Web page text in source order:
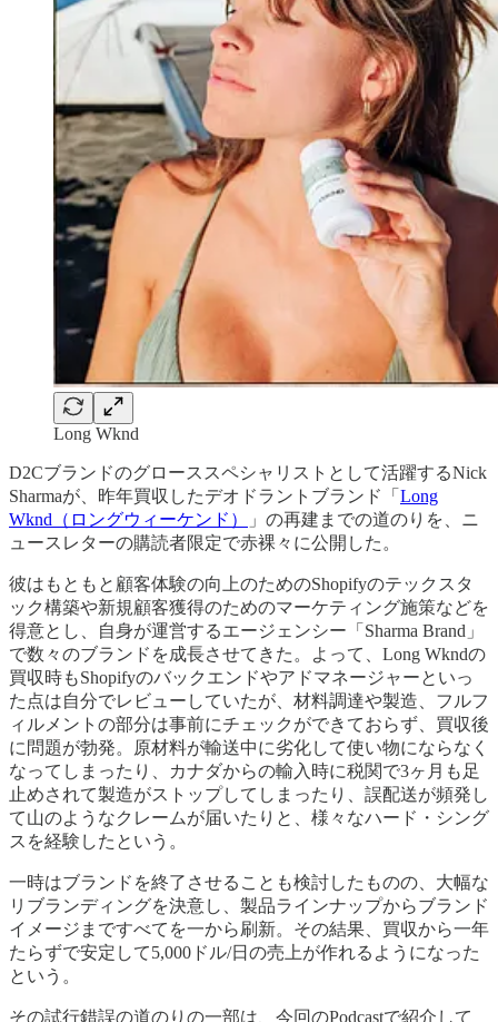
Long Wknd
D2Cブランドのグローススペシャリストとして活躍するNick
Sharmaが、昨年買収したデオドラントブランド「 Long
Wknd（ロングウィーケンド）
」の再建までの道のりを、ニ
ュースレターの購読者限定で赤裸々に公開した。
彼はもともと顧客体験の向上のためのShopifyのテックスタ
ック構築や新規顧客獲得のためのマーケティング施策などを
得意とし、自身が運営するエージェンシー「Sharma Brand」
で数々のブランドを成長させてきた。よって、Long Wkndの
買収時もShopifyのバックエンドやアドマネージャーといっ
た点は自分でレビューしていたが、材料調達や製造、フルフ
ィルメントの部分は事前にチェックができておらず、買収後
に問題が勃発。原材料が輸送中に劣化して使い物にならなく
なってしまったり、カナダからの輸入時に税関で3ヶ月も足
止めされて製造がストップしてしまったり、誤配送が頻発し
て山のようなクレームが届いたりと、様々なハード・シング
スを経験したという。
一時はブランドを終了させることも検討したものの、大幅な
リブランディングを決意し、製品ラインナップからブランド
イメージまですべてを一から刷新。その結果、買収から一年
たらずで安定して5,000ドル/日の売上が作れるようになった
という。
その試行錯誤の道のりの一部は、今回のPodcastで紹介して